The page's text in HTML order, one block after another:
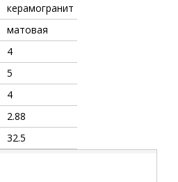
керамогранит
матовая
4
5
4
2.88
32.5